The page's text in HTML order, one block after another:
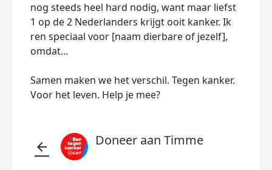
nog steeds heel hard nodig, want maar liefst
1 op de 2 Nederlanders krijgt ooit kanker. Ik
ren speciaal voor [naam dierbare of jezelf],
omdat...
Samen maken we het verschil. Tegen kanker.
Voor het leven. Help je mee?
arrow_back Doneer aan Timme